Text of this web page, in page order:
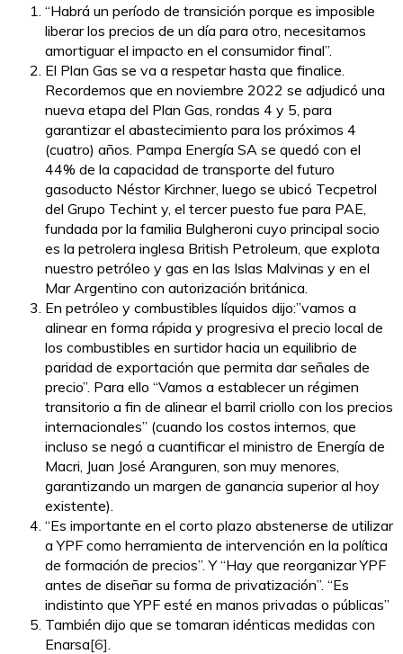
“Habrá un período de transición porque es imposible
liberar los precios de un día para otro, necesitamos
amortiguar el impacto en el consumidor final”.
El Plan Gas se va a respetar hasta que finalice.
Recordemos que en noviembre 2022 se adjudicó una
nueva etapa del Plan Gas, rondas 4 y 5, para
garantizar el abastecimiento para los próximos 4
(cuatro) años. Pampa Energía SA se quedó con el
44% de la capacidad de transporte del futuro
gasoducto Néstor Kirchner, luego se ubicó Tecpetrol
del Grupo Techint y, el tercer puesto fue para PAE,
fundada por la familia Bulgheroni cuyo principal socio
es la petrolera inglesa British Petroleum, que explota
nuestro petróleo y gas en las Islas Malvinas y en el
Mar Argentino con autorización británica.
En petróleo y combustibles líquidos dijo:”vamos a
alinear en forma rápida y progresiva el precio local de
los combustibles en surtidor hacia un equilibrio de
paridad de exportación que permita dar señales de
precio”. Para ello “Vamos a establecer un régimen
transitorio a fin de alinear el barril criollo con los precios
internacionales” (cuando los costos internos, que
incluso se negó a cuantificar el ministro de Energía de
Macri, Juan José Aranguren, son muy menores,
garantizando un margen de ganancia superior al hoy
existente).
“Es importante en el corto plazo abstenerse de utilizar
a YPF como herramienta de intervención en la política
de formación de precios”. Y “Hay que reorganizar YPF
antes de diseñar su forma de privatización”. “Es
indistinto que YPF esté en manos privadas o públicas”
También dijo que se tomaran idénticas medidas con
Enarsa[6]